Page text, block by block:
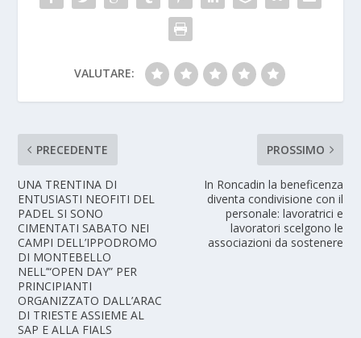
VALUTARE:
PRECEDENTE
UNA TRENTINA DI
ENTUSIASTI NEOFITI DEL
PADEL SI SONO
CIMENTATI SABATO NEI
CAMPI DELL’IPPODROMO
DI MONTEBELLO
NELL’“OPEN DAY” PER
PRINCIPIANTI
ORGANIZZATO DALL’ARAC
DI TRIESTE ASSIEME AL
SAP E ALLA FIALS
PROSSIMO
In Roncadin la beneficenza
diventa condivisione con il
personale: lavoratrici e
lavoratori scelgono le
associazioni da sostenere